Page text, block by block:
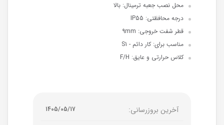
محل نصب جعبه ترمینال: بالا
درجه محافظتی: IP55
قطر شفت خروجی: 9mm
مناسب برای: کار دائم - S1
کلاس حرارتی و عایق: F/H
آخرین بروزرسانی: 1405/05/17